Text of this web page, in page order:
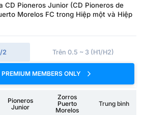
CD Pioneros Junior (CD Pioneros de
Morelos FC trong Hiệp một và Hiệp
2 Trên 0.5 ~ 3 (H1/H2)
MEMBERS ONLY
Pioneros
Junior
Zorros
Puerto
Morelos
Trung bình